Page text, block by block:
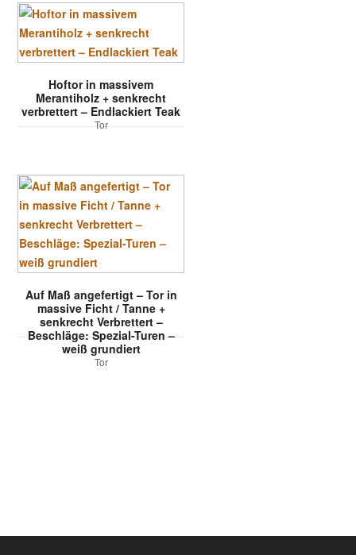
Hoftor in massivem
Merantiholz + senkrecht
verbrettert – Endlackiert Teak
Tor
Auf Maß angefertigt – Tor in
massive Ficht / Tanne +
senkrecht Verbrettert –
Beschläge: Spezial-Turen –
weiß grundiert
Tor